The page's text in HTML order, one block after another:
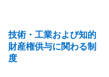
技術・工業および知的
財産権供与に関わる制
度